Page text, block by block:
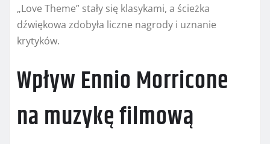
„Love Theme” stały się klasykami, a ścieżka
dźwiękowa zdobyła liczne nagrody i uznanie
krytyków.
Wpływ Ennio Morricone
na muzykę filmową